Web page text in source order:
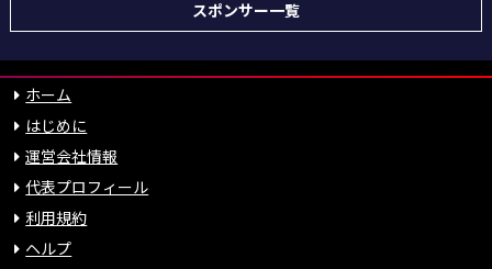
スポンサー一覧
ホーム
はじめに
運営会社情報
代表プロフィール
利用規約
ヘルプ